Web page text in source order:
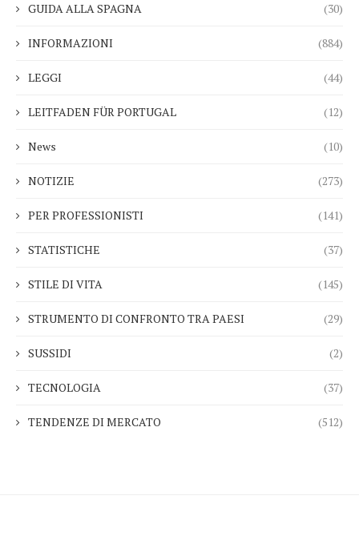
GUIDA ALLA SPAGNA (30)
INFORMAZIONI (884)
LEGGI (44)
LEITFADEN FÜR PORTUGAL (12)
News (10)
NOTIZIE (273)
PER PROFESSIONISTI (141)
STATISTICHE (37)
STILE DI VITA (145)
STRUMENTO DI CONFRONTO TRA PAESI (29)
SUSSIDI (2)
TECNOLOGIA (37)
TENDENZE DI MERCATO (512)